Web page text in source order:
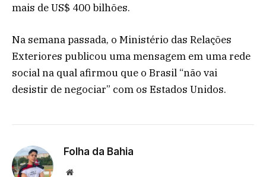
mais de US$ 400 bilhões.
Na semana passada, o Ministério das Relações
Exteriores publicou uma mensagem em uma rede
social na qual afirmou que o Brasil “não vai
desistir de negociar” com os Estados Unidos.
Folha da Bahia
Website